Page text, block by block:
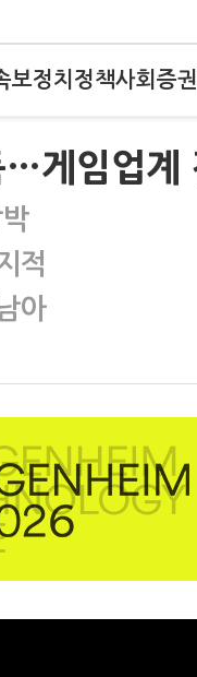
보정치 정책사회 증권
…게임업계
적
아